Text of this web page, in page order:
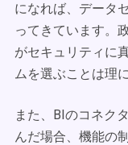
になれば、データ
ってきています。
がセキュリティに
ムを選ぶことは理
また、BIのコネク
んだ場合、機能の